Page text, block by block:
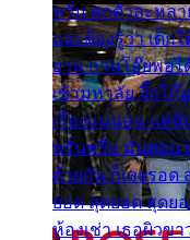
หวั่น ตกตัวละหลา
และต้องรู้ว่า เด็ก
ยวน กวนโอ๊ยพอไ
เข้ามหาลัย จิ๊กโก๊
เรื่องแน่นอน แต่
พรั่นพรือ มันตอบว่
ด้วยกัน ก็เลยรอด
ยอด สุดยอด สุดย
ห้องเช่า เธอผิวข